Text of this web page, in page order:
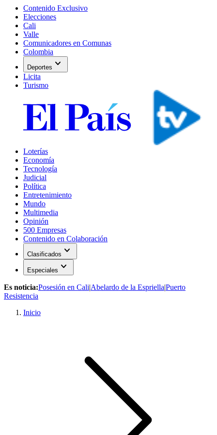
Contenido Exclusivo
Elecciones
Cali
Valle
Comunicadores en Comunas
Colombia
Deportes expand_more
Licita
Turismo
Loterías
Economía
Tecnología
Judicial
Política
Entretenimiento
Mundo
Multimedia
Opinión
500 Empresas
Contenido en Colaboración
Clasificados expand_more
Especiales expand_more
Es noticia:Posesión en Cali|Abelardo de la Espriella|Puerto
Resistencia
Inicio